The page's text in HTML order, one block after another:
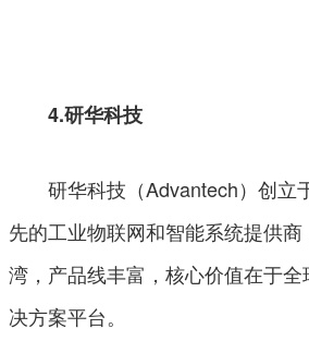
4.研华科技
研华科技（Advantech）创立
先的工业物联网和智能系统提供
湾，产品线丰富，核心价值在于
决方案平台。